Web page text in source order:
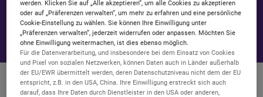
Warum zu mir wechseln? Darum.
werden. Klicken Sie auf „Alle akzeptieren“, um alle Cookies zu akzeptieren
oder auf „Präferenzen verwalten“, um mehr zu erfahren und eine persönliche
Cookie-Einstellung zu wählen. Sie können Ihre Einwilligung unter
„Präferenzen verwalten“, jederzeit widerrufen oder anpassen. Möchten Sie
ohne Einwilligung weitermachen, ist dies ebenso möglich.
Für die Datenverarbeitung, und insbesondere bei dem Einsatz von Cookies
und Pixel von sozialen Netzwerken, können Daten auch in Länder außerhalb
der EU/EWR übermittelt werden, deren Datenschutzniveau nicht dem der EU
entspricht, z.B. in den USA, China. Ihre Einwilligung erstreckt sich auch
darauf, dass Ihre Daten durch Dienstleister in den USA oder anderen,